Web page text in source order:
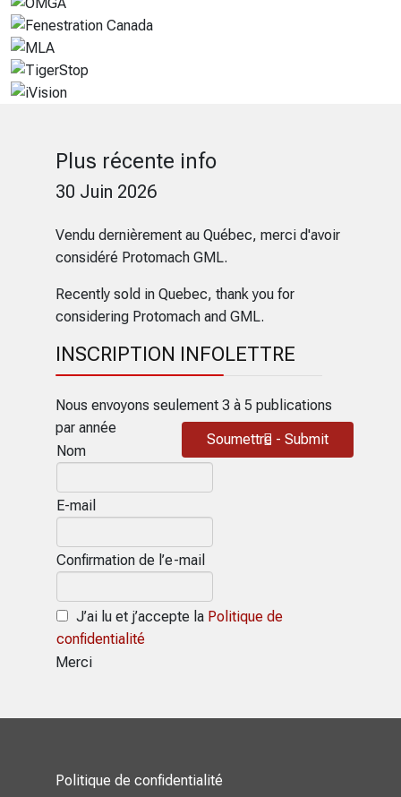
Plus récente info
30 Juin 2026
Vendu dernièrement au Québec, merci d'avoir
considéré Protomach GML.
Recently sold in Quebec, thank you for
considering Protomach and GML.
INSCRIPTION INFOLETTRE
Nous envoyons seulement 3 à 5 publications
par année
Nom
E-mail
Confirmation de l’e-mail
J’ai lu et j’accepte la Politique de
confidentialité
Soumettre - Submit
Merci
Politique de confidentialité